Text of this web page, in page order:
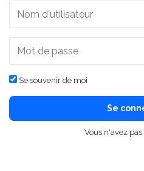
Se souvenir de moi
Se
Vous n'avez